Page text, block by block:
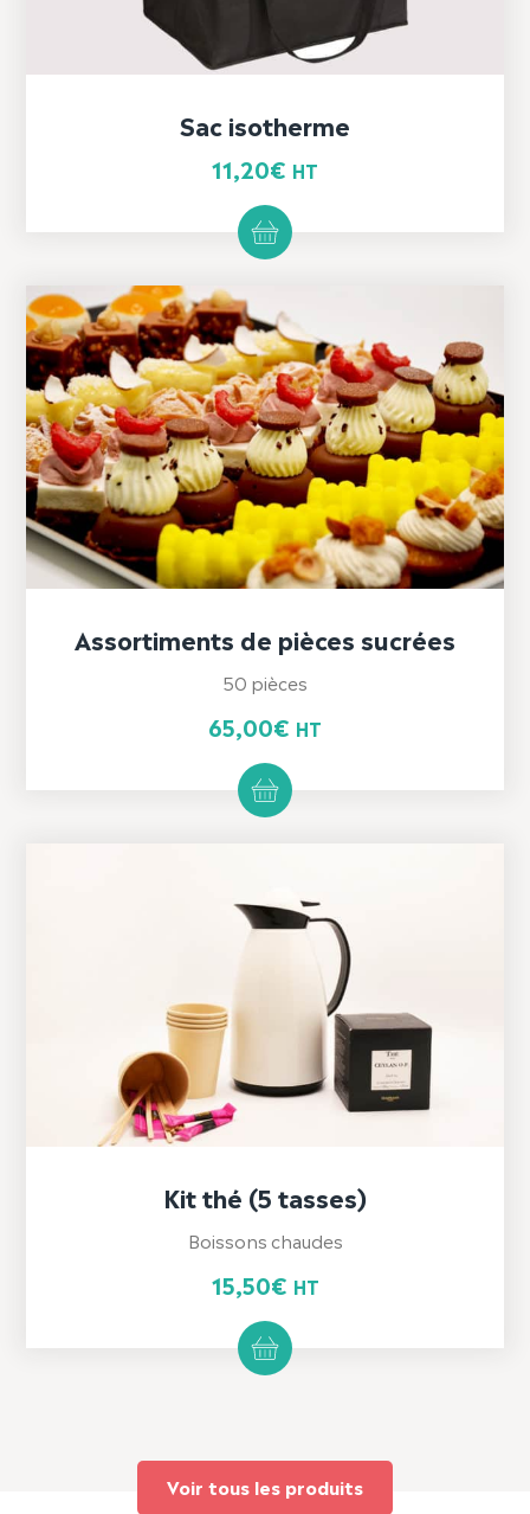
Sac isotherme
11,20€ HT
Assortiments de pièces sucrées
50 pièces
65,00€ HT
Kit thé (5 tasses)
Boissons chaudes
15,50€ HT
Voir tous les produits